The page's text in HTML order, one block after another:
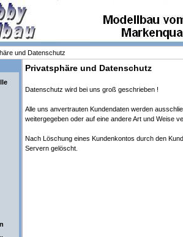
und Datenschutz
Privatsphäre und Datenschutz
Datenschutz wird bei uns groß geschrieben !
Alle uns anvertrauten Kundendaten werden
weitergegeben oder auf eine andere Art und Weise
Nach Löschung eines Kundenkontos durch den
Servern gelöscht.